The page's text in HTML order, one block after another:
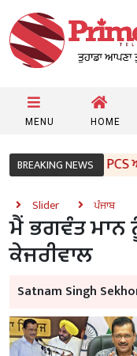
MENU HOME
BREAKING NEWS
ਵੱਲੋਂ 96 IAS ਤੇ PCS
Slider ਪੰਜਾਬ
ਮੈਂ ਭਗਵੰਤ ਮਾਨ
ਕੇਜਰੀਵਾਲ
Satnam Singh